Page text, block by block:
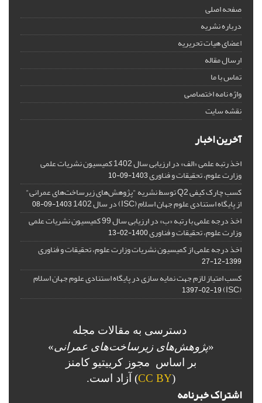
صفحه اصلی
درباره نشریه
اعضای هیات تحریریه
ارسال مقاله
تماس با ما
واژه نامه اختصاصی
نقشه سایت
آخرین اخبار
اخذ رتبه علمی «الف» در ارزیابی سال 1402 کمیسیون نشریات علمی
وزارت علوم، تحقیقات و فناوری1403-09-10
کسب چارک کیفی Q2 توسط نشریه "پژوهش‌های زیرساخت‌های عمرانی"
از پایگاه استنادی علوم جهان اسلام (ISC) در سال 1402 1403-09-08
اخذ درجه علمی با رتبه «ب» در ارزیابی سال 99 کمیسیون نشریات علمی
وزارت علوم، تحقیقات و فناوری1400-02-13
اخذ درجه علمی از کمیسیون نشریات وزارت علوم، تحقیقات و فناوری
1399-12-27
کسب امتیاز لازم جهت نمایه سازی در پایگاه استنادی علوم جهان اسلام
(ISC)
1397-02-19
دسترسی به مقالات مجله
«پژوهش‌های زیرساخت‌های عمرانی»
بر اساس مجوز کرییتیو کامنز
(
CC BY) آزاد است.
اشتراک خبرنامه